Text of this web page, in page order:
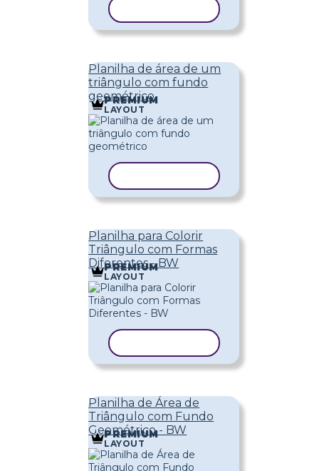
Planilha de área de um
triângulo com fundo
geométrico
PREMIUM
LAYOUT
Planilha para Colorir
Triângulo com Formas
Diferentes - BW
PREMIUM
LAYOUT
Planilha de Área de
Triângulo com Fundo
Geométrico - BW
PREMIUM
LAYOUT